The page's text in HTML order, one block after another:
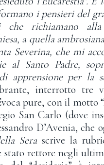
i pensieri del
che richiamano
a quella
Severina, che mi
al Santo Padre,
apprensione per la
interrotto tre
pure, con il motto
San Carlo (dove
D’Avenia, che
Sera scrive la
stato rettore negli